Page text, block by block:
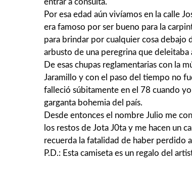
entrar a consulta.
Por esa edad aún vivíamos en la calle
era famoso por ser bueno para la
para brindar por cualquier cosa
arbusto de una peregrina que
De esas chupas reglamentarias con la
Jaramillo y con el paso del tiempo no
falleció súbitamente en el 78 cuando
garganta bohemia del país.
Desde entonces el nombre Julio me
los restos de Jota J0ta y me hacen un
recuerda la fatalidad de haber perdido
P.D.: Esta camiseta es un regalo del